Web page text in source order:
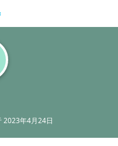
2023年4月24日